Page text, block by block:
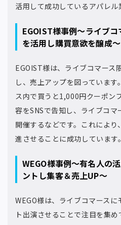
活用して成功しているアパレル
EGOIST様事例～ライブ
を活用し購買意欲を醸成～
EGOIST様は、ライブコマース
し、売上アップを図っていま
ス内で買うと1,000円クーポン
容をSNSで告知し、ライブコ
開催するなどです。これによ
進させることに成功しています。
WEGO様事例～有名人の
ントし集客＆売上UP～
WEGO様は、ライブコマース
ト出演させることで注目を集め